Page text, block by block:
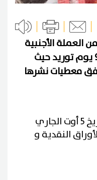
العملة الأجنبية
الى حدود اليوم الخميس 97 يوم توريد حيث
، وفق معطيات نشرها
وأضاف المصدر ذاته أنه تم بتاريخ 5 أوت الجاري
من الأوراق النقدية و